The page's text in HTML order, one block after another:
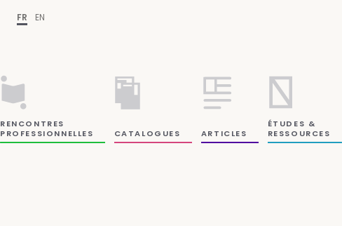
FR EN
RENCONTRES
PROFESSIONNELLES
CATALOGUES ARTICLES
ÉTUDES &
RESSOURCES